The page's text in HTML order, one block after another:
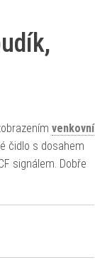
venkovní
čidlo s dosahem
signálem. Dobře